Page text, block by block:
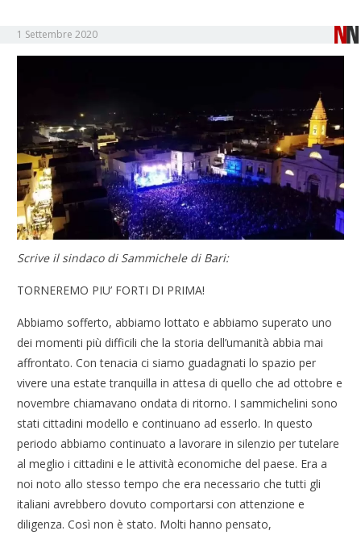
1 Settembre 2020
Scrive il sindaco di Sammichele di Bari:
TORNEREMO PIU’ FORTI DI PRIMA!
Abbiamo sofferto, abbiamo lottato e abbiamo superato uno
dei momenti più difficili che la storia dell’umanità abbia mai
affrontato. Con tenacia ci siamo guadagnati lo spazio per
vivere una estate tranquilla in attesa di quello che ad ottobre e
novembre chiamavano ondata di ritorno. I sammichelini sono
stati cittadini modello e continuano ad esserlo. In questo
periodo abbiamo continuato a lavorare in silenzio per tutelare
al meglio i cittadini e le attività economiche del paese. Era a
noi noto allo stesso tempo che era necessario che tutti gli
italiani avrebbero dovuto comportarsi con attenzione e
diligenza. Così non è stato. Molti hanno pensato,